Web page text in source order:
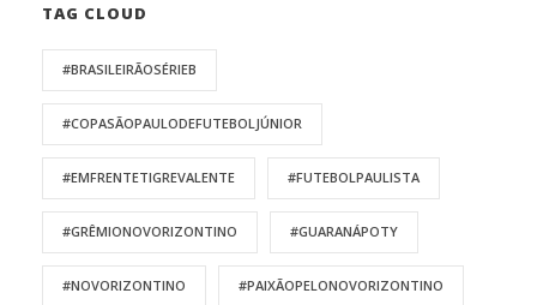
TAG CLOUD
#BRASILEIRÃOSÉRIEB
#COPASÃOPAULODEFUTEBOLJÚNIOR
#EMFRENTETIGREVALENTE #FUTEBOLPAULISTA
#GRÊMIONOVORIZONTINO #GUARANÁPOTY
#NOVORIZONTINO #PAIXÃOPELONOVORIZONTINO